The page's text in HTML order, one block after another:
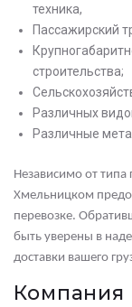
техника,
Пассажирский
строительства;
Различных
Различные
Независимо от типа
Хмельницком
перевозке.
быть уверены в
доставки вашего
Компания